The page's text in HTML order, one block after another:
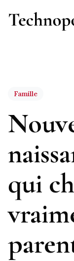
Famille
qui